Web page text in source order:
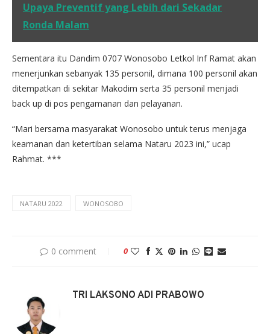
Upaya Preventif yang Lebih dari Sekadar
Ronda Malam
Sementara itu Dandim 0707 Wonosobo Letkol Inf Ramat akan
menerjunkan sebanyak 135 personil, dimana 100 personil akan
ditempatkan di sekitar Makodim serta 35 personil menjadi
back up di pos pengamanan dan pelayanan.
“Mari bersama masyarakat Wonosobo untuk terus menjaga
keamanan dan ketertiban selama Nataru 2023 ini,” ucap
Rahmat. ***
NATARU 2022 WONOSOBO
0 comment 0
TRI LAKSONO ADI PRABOWO